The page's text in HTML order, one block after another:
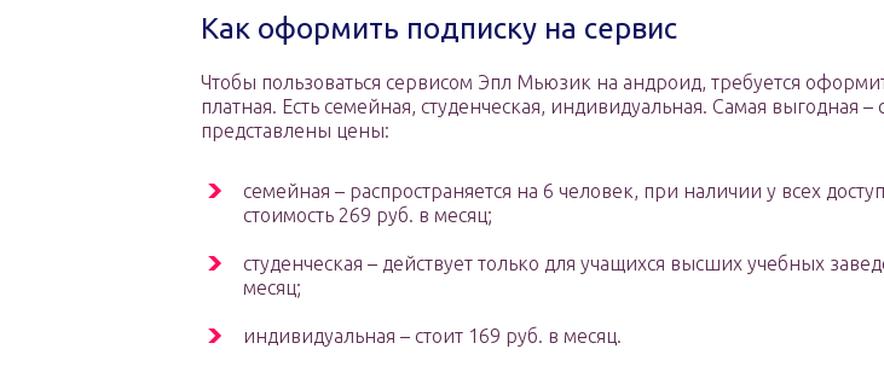
Как оформить подписку на сервис
Чтобы пользоваться сервисом Эпл Мьюзик на андроид, требуется
платная. Есть семейная, студенческая, индивидуальная. Самая выгодная
представлены цены:
семейная – распространяется на 6 человек, при наличии у всех
стоимость 269 руб. в месяц;
студенческая – действует только для учащихся высших учебных
месяц;
индивидуальная – стоит 169 руб. в месяц.